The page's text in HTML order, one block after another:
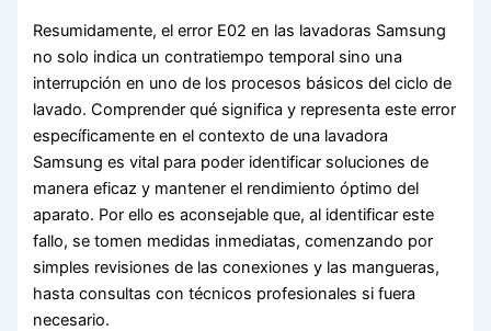
Resumidamente, el error E02 en las lavadoras Samsung
no solo indica un contratiempo temporal sino una
interrupción en uno de los procesos básicos del ciclo de
lavado. Comprender qué significa y representa este error
específicamente en el contexto de una lavadora
Samsung es vital para poder identificar soluciones de
manera eficaz y mantener el rendimiento óptimo del
aparato. Por ello es aconsejable que, al identificar este
fallo, se tomen medidas inmediatas, comenzando por
simples revisiones de las conexiones y las mangueras,
hasta consultas con técnicos profesionales si fuera
necesario.